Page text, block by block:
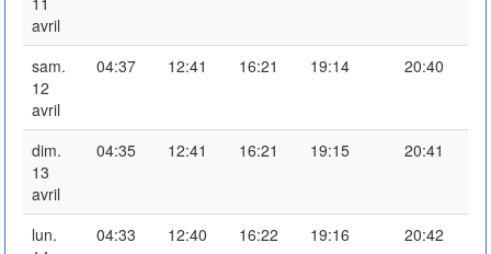
avril
sam.
12
avril
04:37 12:41 16:21 19:14 20:40
dim.
13
avril
04:35 12:41 16:21 19:15 20:41
lun.
04:33 12:40 16:22 19:16 20:42